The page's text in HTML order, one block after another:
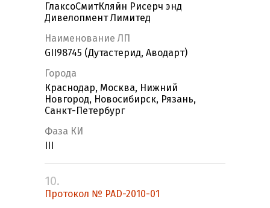
ГлаксоСмитКляйн Рисерч энд
Дивелопмент Лимитед
Наименование ЛП
GII98745 (Дутастерид, Аводарт)
Города
Краснодар, Москва, Нижний
Новгород, Новосибирск, Рязань,
Санкт-Петербург
Фаза КИ
10.
Протокол № PAD-2010-01